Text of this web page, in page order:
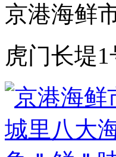
京港海鲜
虎门长堤